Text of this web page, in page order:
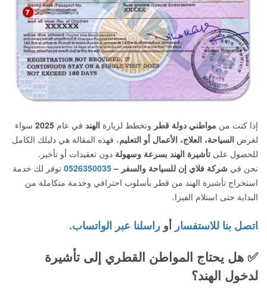
إذا كنت من مواطني دولة قطر وتخطط لزيارة الهند في عام 2025 سواء
لغرض السياحة، العلاج، الأعمال أو التعليم، فهذه المقالة هي دليلك الكامل
للحصول على تأشيرة الهند بسرعة وسهولة دون تعقيدات أو تأخير.
نحن في شركة فلاي إن للسياحة والسفر –0526350035 نوفر لك خدمة
استخراج تأشيرة الهند من قطر بأسلوب احترافي وخدمة متكاملة من
البداية حتى استلام الفيزا.
اتصل بنا للاستفسار أو راسلنا عبر الواتساب.
✅ هل يحتاج المواطن القطري إلى تأشيرة
لدخول الهند؟